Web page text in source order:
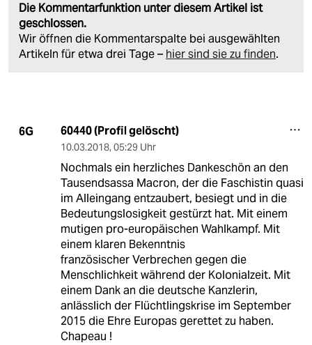
Die Kommentarfunktion unter diesem Artikel ist
geschlossen.
Wir öffnen die Kommentarspalte bei ausgewählten
Artikeln für etwa drei Tage – hier sind sie zu finden.
6G 60440 (Profil gelöscht)
10.03.2018, 05:29 Uhr
Nochmals ein herzliches Dankeschön an den
Tausendsassa Macron, der die Faschistin quasi
im Alleingang entzaubert, besiegt und in die
Bedeutungslosigkeit gestürzt hat. Mit einem
mutigen pro-europäischen Wahlkampf. Mit
einem klaren Bekenntnis
französischer Verbrechen gegen die
Menschlichkeit während der Kolonialzeit. Mit
einem Dank an die deutsche Kanzlerin,
anlässlich der Flüchtlingskrise im September
2015 die Ehre Europas gerettet zu haben.
Chapeau !